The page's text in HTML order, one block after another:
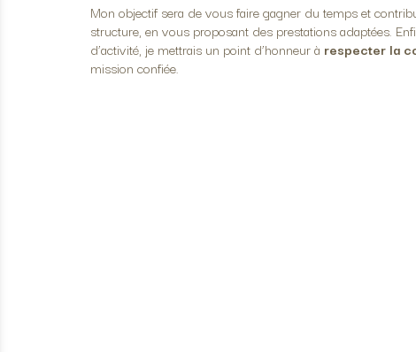
Mon objectif sera de vous faire gagner du temps et
structure, en vous proposant des prestations adaptées.
d’activité, je mettrais un point d’honneur à respecter la
mission confiée.